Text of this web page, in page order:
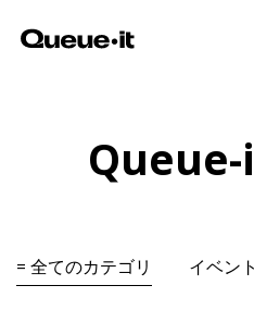
Queue-
Eコマ
料金
= 全てのカテゴリ イベン